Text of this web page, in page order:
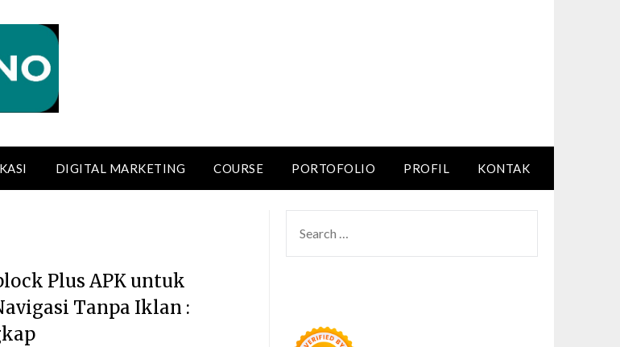
DIGITAL MARKETING COURSE PORTOFOLIO PROFIL KONTAK
Plus APK untuk
Tanpa Iklan :
FOR: